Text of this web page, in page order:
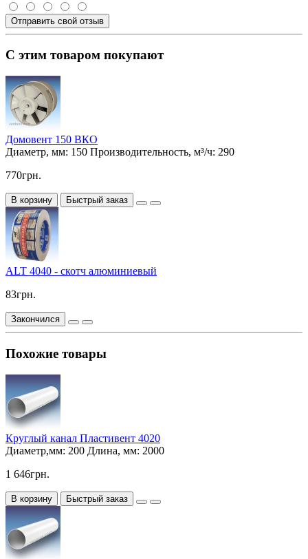
Отправить свой отзыв
С этим товаром покупают
Домовент 150 ВКО
Диаметр, мм: 150 Производительность, м³/ч: 290
770грн.
В корзину Быстрый заказ
ALT 4040 - скотч алюминиевый
83грн.
Закончился
Похожие товары
Круглый канал Пластивент 4020
Диаметр,мм: 200 Длина, мм: 2000
1 646грн.
В корзину Быстрый заказ